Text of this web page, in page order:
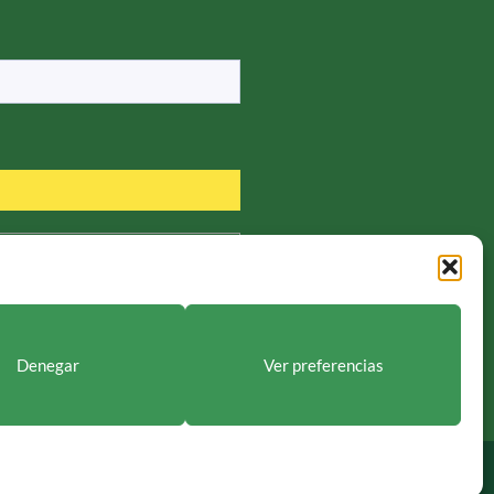
Denegar Ver preferencias
si existe una obligación legal.